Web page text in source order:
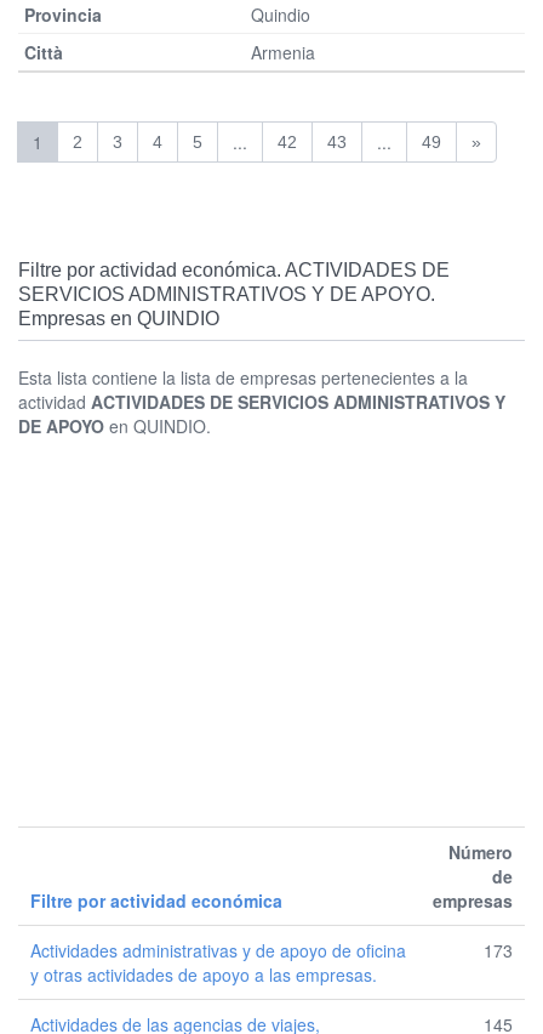
Quindio
Armenia
1 2 3 4 5 ... 42 43 ... 49 »
Filtre por actividad económica. ACTIVIDADES DE
SERVICIOS ADMINISTRATIVOS Y DE APOYO.
Empresas en QUINDIO
Esta lista contiene la lista de empresas pertenecientes a la
actividad ACTIVIDADES DE SERVICIOS ADMINISTRATIVOS Y
DE APOYO en QUINDIO.
Filtre por actividad económica
Número
de
empresas
Actividades administrativas y de apoyo de oficina
y otras actividades de apoyo a las empresas.
173
Actividades de las agencias de viajes, 145